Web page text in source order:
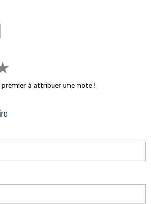
à attribuer une note !